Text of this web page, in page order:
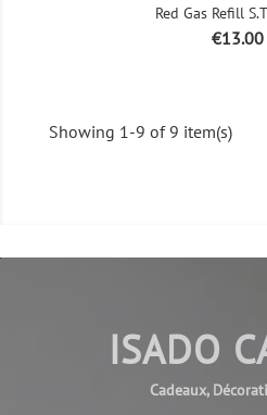
Red Gas Refill
Price
€13.00
Showing 1-9 of 9 item(s)
ISADO
Cadeaux,